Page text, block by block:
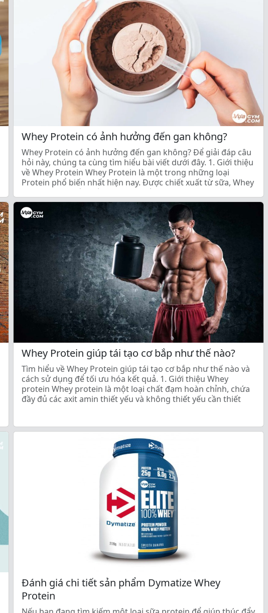
Whey Protein có ảnh hưởng đến gan không?
Whey Protein có ảnh hưởng đến gan không? Để giải đáp câu
hỏi này, chúng ta cùng tìm hiểu bài viết dưới đây. 1. Giới thiệu
về Whey Protein Whey Protein là một trong những loại
Protein phổ biến nhất hiện nay. Được chiết xuất từ sữa, Whey
Protein chứa rất nhiều axit amin cần […]
Whey Protein giúp tái tạo cơ bắp như thế nào?
Tìm hiểu về Whey Protein giúp tái tạo cơ bắp như thế nào và
cách sử dụng để tối ưu hóa kết quả. 1. Giới thiệu Whey
protein Whey protein là một loại chất đạm hoàn chỉnh, chứa
đầy đủ các axit amin thiết yếu và không thiết yếu cần thiết
Đánh giá chi tiết sản phẩm Dymatize Whey
Protein